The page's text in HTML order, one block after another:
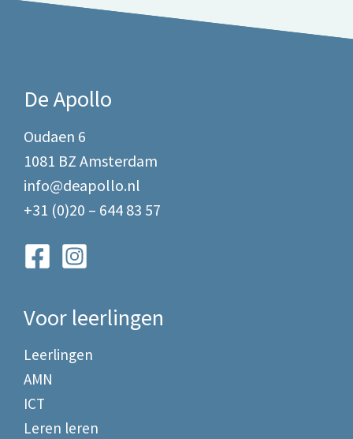
De Apollo
Oudaen 6
1081 BZ Amsterdam
info@deapollo.nl
+31 (0)20 – 644 83 57
Voor leerlingen
Leerlingen
AMN
ICT
Leren leren